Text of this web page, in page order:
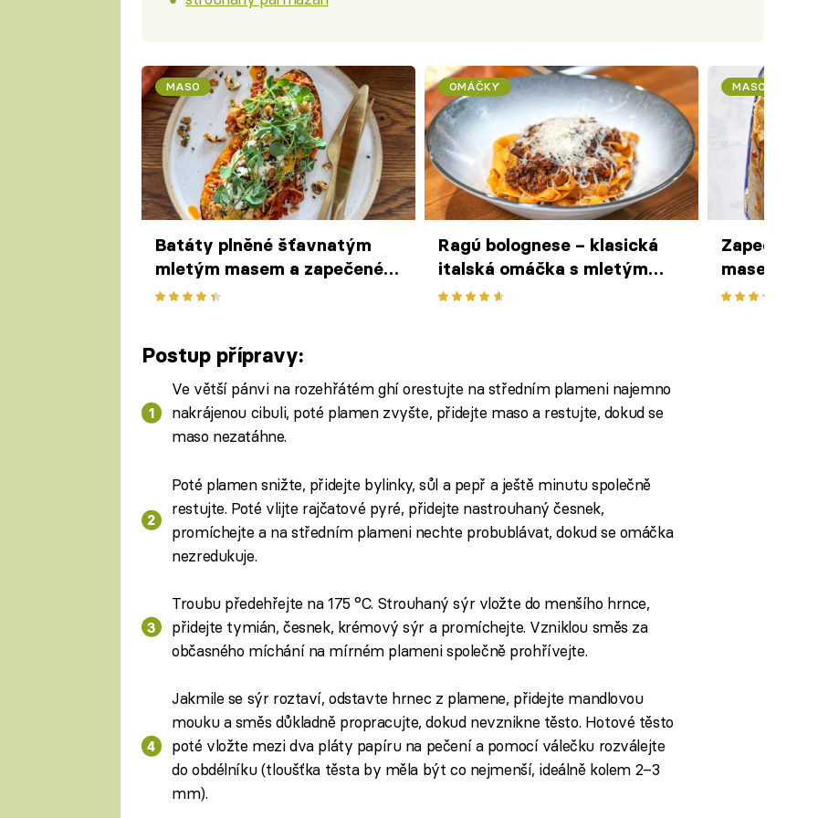
MASO
Batáty plněné šťavnatým
mletým masem a zapečené s
čedarem – lákavý oběd pro
OMÁČKY
Ragú bolognese – klasická
italská omáčka s mletým
masem a rajčaty podle Filipa
MASO
Zapečené
masem a
poctivá
Postup přípravy:
Ve větší pánvi na rozehřátém ghí orestujte na středním plameni najemno
nakrájenou cibuli, poté plamen zvyšte, přidejte maso a restujte, dokud se
maso nezatáhne.
Poté plamen snižte, přidejte bylinky, sůl a pepř a ještě minutu společně
restujte. Poté vlijte rajčatové pyré, přidejte nastrouhaný česnek,
promíchejte a na středním plameni nechte probublávat, dokud se omáčka
nezredukuje.
Troubu předehřejte na 175 °C. Strouhaný sýr vložte do menšího hrnce,
přidejte tymián, česnek, krémový sýr a promíchejte. Vzniklou směs za
občasného míchání na mírném plameni společně prohřívejte.
Jakmile se sýr roztaví, odstavte hrnec z plamene, přidejte mandlovou
mouku a směs důkladně propracujte, dokud nevznikne těsto. Hotové těsto
poté vložte mezi dva pláty papíru na pečení a pomocí válečku rozválejte
do obdélníku (tloušťka těsta by měla být co nejmenší, ideálně kolem 2–3
mm).